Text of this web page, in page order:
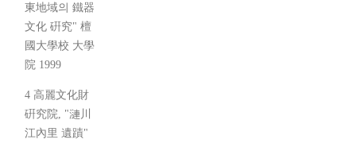
東地域의 鐵器
文化 硏究" 檀
國大學校 大學
院 1999
4 高麗文化財
硏究院, "漣川
江內里 遺蹟"